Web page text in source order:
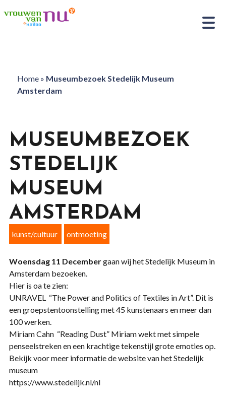
Home» Museumbezoek Stedelijk Museum
Amsterdam
MUSEUMBEZOEK
STEDELIJK
MUSEUM
AMSTERDAM
kunst/cultuur ontmoeting
Woensdag 11 Decembergaan wij het Stedelijk Museum in
Amsterdam bezoeken.
Hier is oa te zien:
UNRAVEL “The Power and Politics of Textiles in Art”. Dit is
een groepstentoonstelling met 45 kunstenaars en meer dan
100 werken.
Miriam Cahn “Reading Dust” Miriam wekt met simpele
penseelstreken en een krachtige tekenstijl grote emoties op.
Bekijk voor meer informatie de website van het Stedelijk
museum
https://www.stedelijk.nl/nl